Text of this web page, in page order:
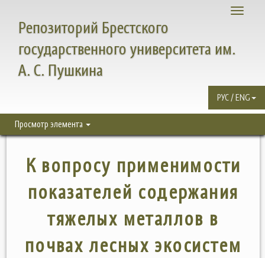
Toggle
Репозиторий Брестского
государственного университета им.
А. С. Пушкина
РУС / ENG
Просмотр элемента
К вопросу применимости
показателей содержания
тяжелых металлов в
почвах лесных экосистем